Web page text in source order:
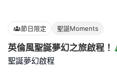
節日限定 聖誕Moments
英倫風聖誕夢幻之旅啟程！
聖誕夢幻啟程